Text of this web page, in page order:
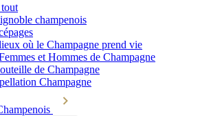
champenois
où le Champagne prend vie
et Hommes de Champagne
de Champagne
Champagne